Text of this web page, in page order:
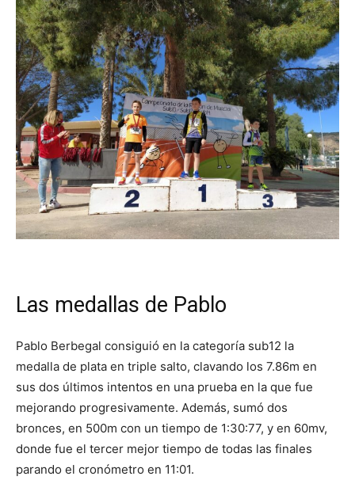
Las medallas de Pablo
Pablo Berbegal consiguió en la categoría sub12 la
medalla de plata en triple salto, clavando los 7.86m en
sus dos últimos intentos en una prueba en la que fue
mejorando progresivamente. Además, sumó dos
bronces, en 500m con un tiempo de 1:30:77, y en 60mv,
donde fue el tercer mejor tiempo de todas las finales
parando el cronómetro en 11:01.